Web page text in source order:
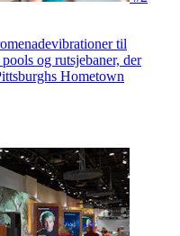
til
og rutsjebaner, der
Hometown